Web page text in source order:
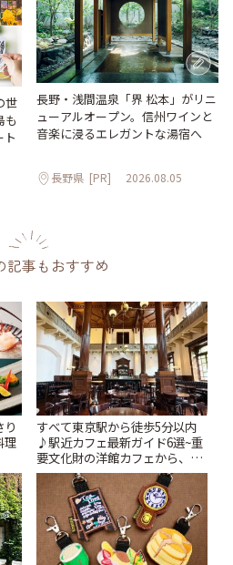
世
も
ト
長野・浅間温泉「界 松本」がリニ
ューアルオープン。信州ワインと
音楽に浸るエレガントな湯宿へ
長野県 [PR] 2026.08.05
記事もおすすめ
理
すべて東京駅から徒歩5分以内
♪駅近カフェ最新ガイド6選~重
要文化財の洋館カフェから、改
札すぐのレトロ喫茶まで~ | こと
りっぷ